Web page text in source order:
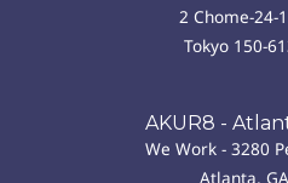
2 Chome-24-
Tokyo 150-
AKUR8 -
We Work - 3280
Atlanta,